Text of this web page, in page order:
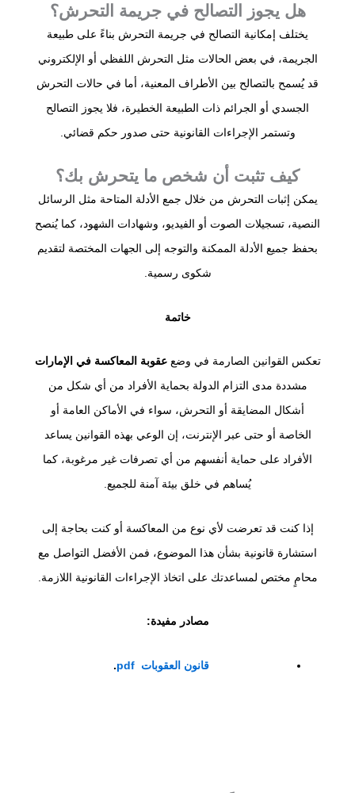
هل يجوز التصالح في جريمة التحرش؟
يختلف إمكانية التصالح في جريمة التحرش بناءً على طبيعة
الجريمة، في بعض الحالات مثل التحرش اللفظي أو الإلكتروني
قد يُسمح بالتصالح بين الأطراف المعنية، أما في حالات التحرش
الجسدي أو الجرائم ذات الطبيعة الخطيرة، فلا يجوز التصالح
وتستمر الإجراءات القانونية حتى صدور حكم قضائي.
كيف تثبت أن شخص ما يتحرش بك؟
يمكن إثبات التحرش من خلال جمع الأدلة المتاحة مثل الرسائل
النصية، تسجيلات الصوت أو الفيديو، وشهادات الشهود، كما يُنصح
بحفظ جميع الأدلة الممكنة والتوجه إلى الجهات المختصة لتقديم
شكوى رسمية.
خاتمة
تعكس القوانين الصارمة في وضععقوبة المعاكسة في الإمارات
مشددة مدى التزام الدولة بحماية الأفراد من أي شكل من
أشكال المضايقة أو التحرش، سواء في الأماكن العامة أو
الخاصة أو حتى عبر الإنترنت، إن الوعي بهذه القوانين يساعد
الأفراد على حماية أنفسهم من أي تصرفات غير مرغوبة، كما
يُساهم في خلق بيئة آمنة للجميع.
إذا كنت قد تعرضت لأي نوع من المعاكسة أو كنت بحاجة إلى
استشارة قانونية بشأن هذا الموضوع، فمن الأفضل التواصل مع
محامٍ مختص لمساعدتك على اتخاذ الإجراءات القانونية اللازمة.
مصادر مفيدة:
قانون العقوبات pdf .